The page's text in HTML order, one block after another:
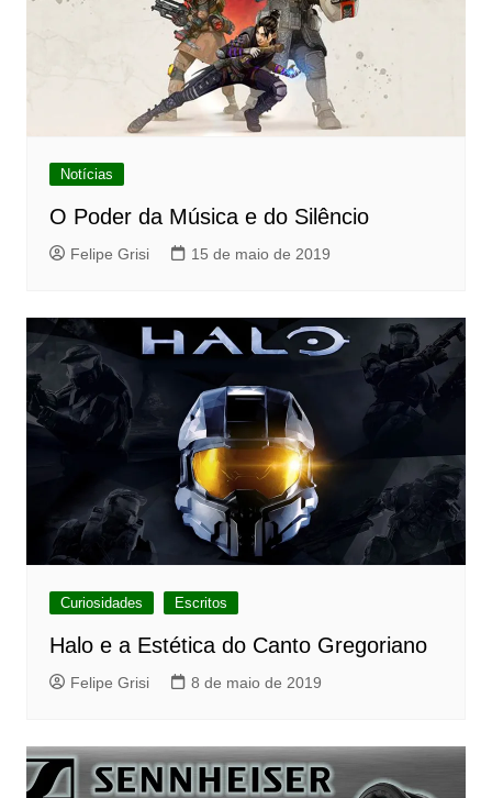
Notícias
O Poder da Música e do Silêncio
Felipe Grisi 15 de maio de 2019
Curiosidades Escritos
Halo e a Estética do Canto Gregoriano
Felipe Grisi 8 de maio de 2019